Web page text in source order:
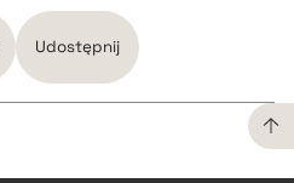
Udostępnij